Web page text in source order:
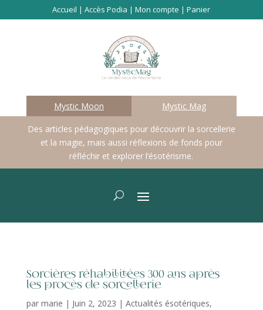
Accueil |Accès Podia |Mon compte |Panier
Mystic Moon Mystic Mag
Des articles pédagogiques pour découvrir la sorcellerie
et la magie, mais aussi réflexions de fonds pour
réfléchir et explorer l’ésotérisme.
Sorcières réhabilitées 300 ans après
les procès de sorcellerie
par marie | Juin 2, 2023 | Actualités ésotériques,